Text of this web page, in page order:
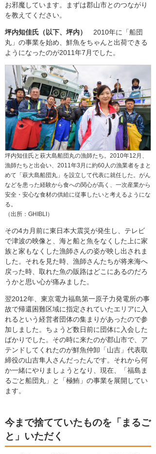
お邪魔しています。まずは郡山市とのつながり
を教えてください。
坪内知佳氏（以下、坪内）
2010年に「船団
丸」の事業を始め、鮮魚をちゃんと出荷できる
ようになったのが2011年7月でした。
坪内知佳氏と萩大島船団丸の漁師たち。2010年12月、
漁師たちと出会い、2011年3月に約60人の漁業者をまと
めて「萩大島船団丸」を設立して代表に就任した。がん
などを患った経験から食への関心が高く、一次産業から
安全・安心な食材の供給に従事したいと考えるようにな
る。
（出所：GHIBLI）
その4カ月前に東日本大震災が発生し、テレビ
で津波の映像と、海と船と魚をなくした上に家
族と家もなくした漁師さんの姿が映し出されま
した。それを見た時、漁師さんたちが将来海へ
戻った時、取れた魚の販路はどこにあるのだろ
うかと思い心が痛みました。
翌2012年、東京電力福島第一原子力発電所の事
故で帰還困難区域に指定されていたエリアに入
れるという経営者団体の集まりがあったので参
加しました。ちょうど数日前に団体に入会した
ばかりでした。その時に来たのが郡山市で、ア
テンドしてくれたのが鮮魚仲卸「山吉」代表取
締役の山吉隼人さんだったんです。それから何
か一緒にやりましょうとなり、現在、「福島ま
るごと船団丸」と「極鮪」の事業を展開してい
ます。
今まで捨てていたものを「まるご
と」いただく